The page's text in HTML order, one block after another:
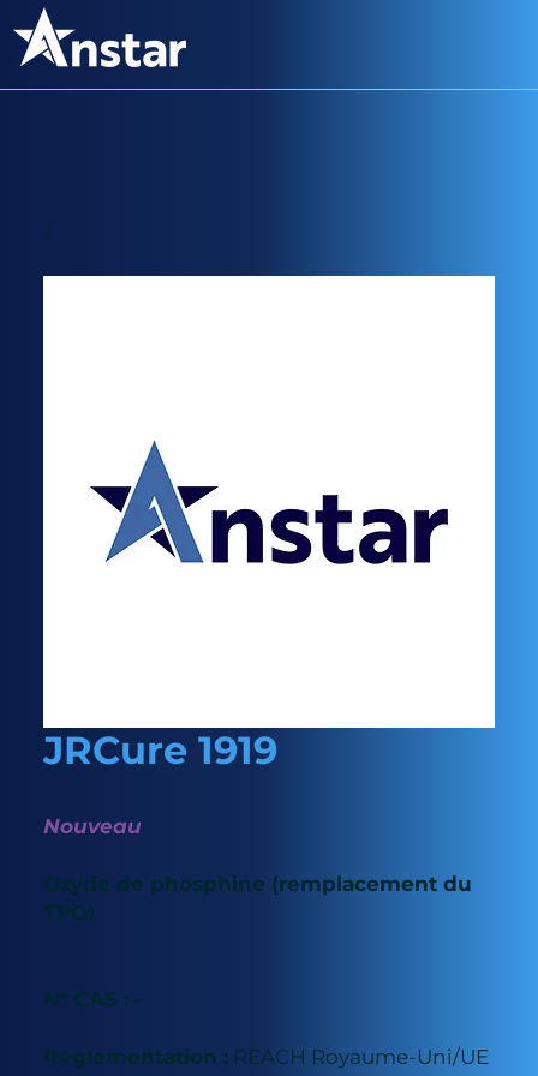
JRCure 1919
Nouveau
Oxyde de phosphine (remplacement du
TPO)
N° CAS : -
Réglementation : REACH Royaume-Uni/UE